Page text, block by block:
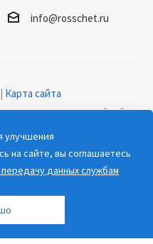
info@rosschet.ru
Карта сайта
на то, что данный сайт и
и ни при каких условиях не
положениями Статьи 437
кодекса РФ.
улучшения
на сайте, вы соглашаетесь
данных службам